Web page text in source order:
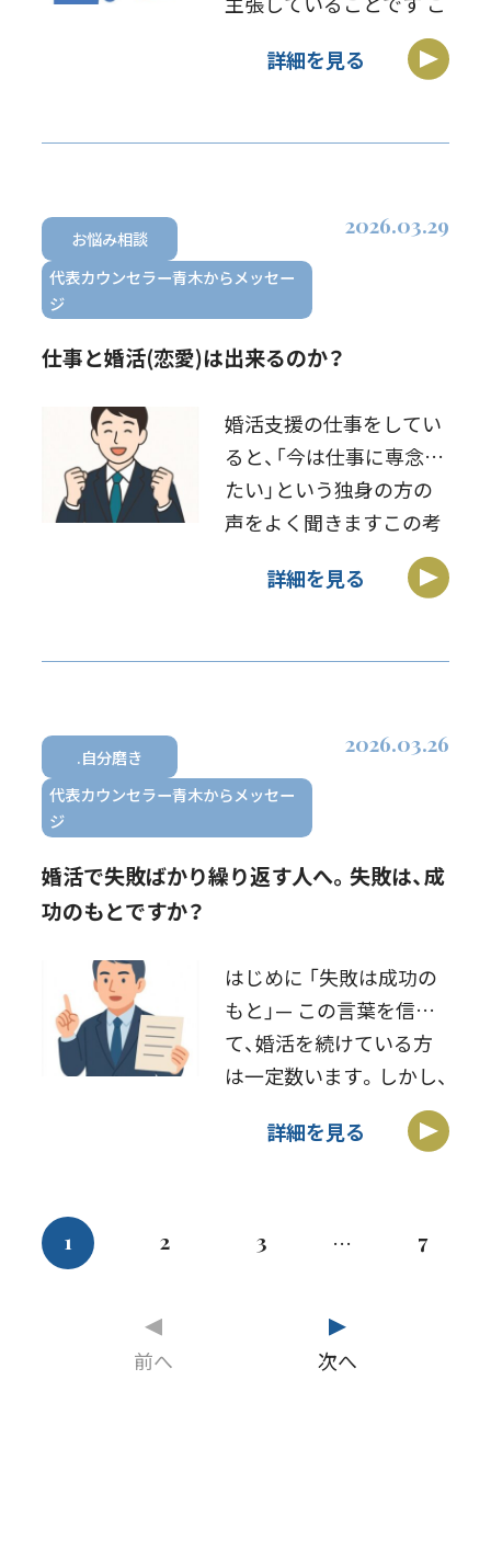
こで、「ビジネスは、何を
行うかよりも、誰と行う
ビジネスで成果を上げて
詳細を見る
お悩み相談
代表カウンセラー青木からメッセー
ジ
2026.03.29
仕事と婚活(恋愛)は出来るのか？
婚活支援の仕事をしてい
ると、「今は仕事に専念し
たい」という独身の方の
声をよく聞きますこの考
え方、どう思いますか？正
解は一つではありません
詳細を見る
.自分磨き
代表カウンセラー青木からメッセー
ジ
2026.03.26
婚活で失敗ばかり繰り返す人へ。失敗は、成
功のもとですか？
はじめに 「失敗は成功の
もと」— この言葉を信じ
て、婚活を続けている方
は一定数います。しかし、
私が長年婚活カウンセラ
ーとして多くの方とお会
す。それは、「単に失敗を
詳細を見る
前へ
1 2 3 … 7
次へ